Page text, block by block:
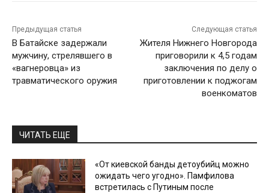
Предыдущая статья
В Батайске задержали
мужчину, стрелявшего в
«вагнеровца» из
травматического оружия
Следующая статья
Жителя Нижнего Новгорода
приговорили к 4,5 годам
заключения по делу о
приготовлении к поджогам
военкоматов
ЧИТАТЬ ЕЩЕ
«От киевской банды детоубийц можно
ожидать чего угодно». Памфилова
встретилась с Путиным после